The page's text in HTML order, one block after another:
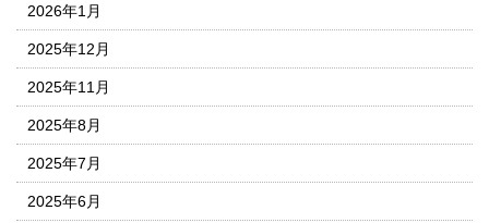
2026年1月
2025年12月
2025年11月
2025年8月
2025年7月
2025年6月